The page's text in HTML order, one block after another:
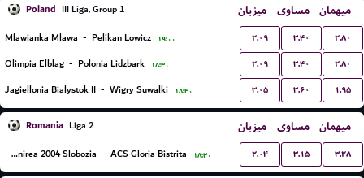
Poland III Liga, Group 1 میزبان مساوی میهمان
Mlawianka Mlawa - Pelikan Lowicz ۱۹:۰۰ ۲.۰۹ ۳.۴۰ ۲.۸۰
Olimpia Elblag - Polonia Lidzbark ۱۸:۳۰ ۲.۰۹ ۳.۴۰ ۲.۸۰
Jagiellonia Bialystok II - Wigry Suwalki ۱۸:۳۰ ۳.۰۵ ۳.۶۰ ۱.۹۵
Romania Liga 2 میزبان مساوی میهمان
FC Unirea 2004 Slobozia - ACS Gloria Bistrita ۱۸:۳۰ ۲.۰۴ ۳.۱۵ ۳.۲۸